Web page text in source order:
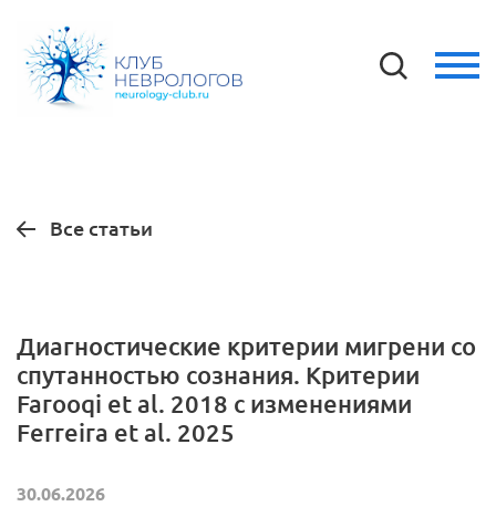
Все статьи
Диагностические критерии мигрени со
спутанностью сознания. Критерии
Farooqi et al. 2018 с изменениями
Ferreira et al. 2025
30.06.2026